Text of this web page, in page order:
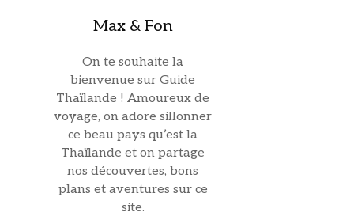
Max & Fon
On te souhaite la
bienvenue sur Guide
Thaïlande ! Amoureux de
voyage, on adore sillonner
ce beau pays qu’est la
Thaïlande et on partage
nos découvertes, bons
plans et aventures sur ce
site.